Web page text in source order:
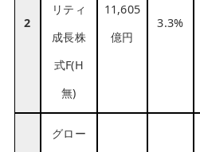
2
リティ
成長株
式F(H
無)
11,605
億円
3.3%
グロー